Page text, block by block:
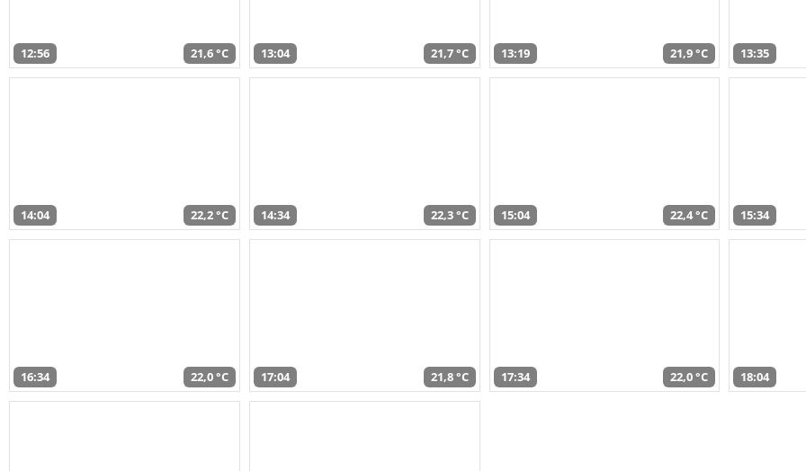
12:56 21,6 °C 13:04 21,7 °C 13:19 21,9 °C 13:35
14:04 22,2 °C 14:34 22,3 °C 15:04 22,4 °C 15:34
16:34 22,0 °C 17:04 21,8 °C 17:34 22,0 °C 18:04